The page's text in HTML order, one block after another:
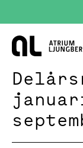
Hem